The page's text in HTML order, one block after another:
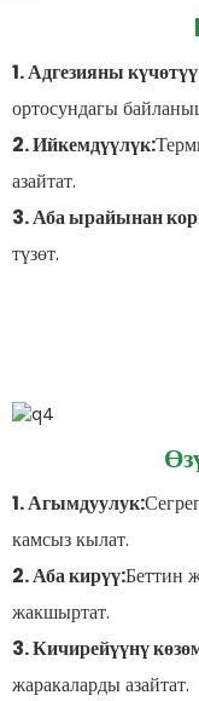
1. Адгезияны
ортосундагы
2. Ийкемдүүлүк:
азайтат.
3. Аба ырайынан
түзөт.
1. Агымдуулук:
камсыз кылат.
2. Аба кирүү:Беттин
жакшыртат.
3. Кичирейүүнү
жаракаларды азайтат.